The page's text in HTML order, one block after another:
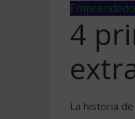
4
La historia